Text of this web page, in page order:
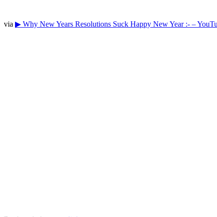
via ▶ Why New Years Resolutions Suck Happy New Year :- –